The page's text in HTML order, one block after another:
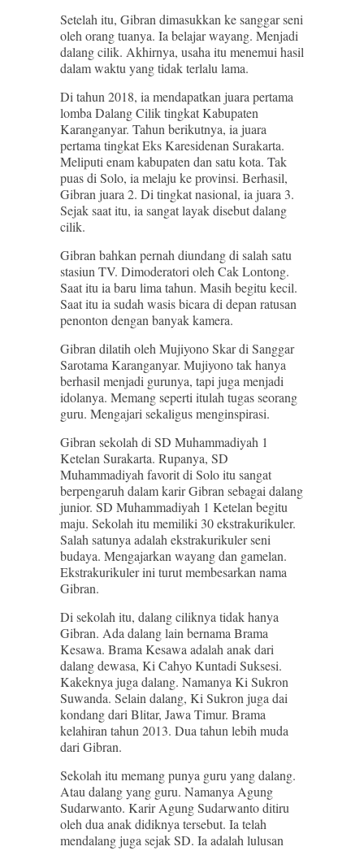
Setelah itu, Gibran dimasukkan ke sanggar seni
oleh orang tuanya. Ia belajar wayang. Menjadi
dalang cilik. Akhirnya, usaha itu menemui hasil
dalam waktu yang tidak terlalu lama.
Di tahun 2018, ia mendapatkan juara pertama
lomba Dalang Cilik tingkat Kabupaten
Karanganyar. Tahun berikutnya, ia juara
pertama tingkat Eks Karesidenan Surakarta.
Meliputi enam kabupaten dan satu kota. Tak
puas di Solo, ia melaju ke provinsi. Berhasil,
Gibran juara 2. Di tingkat nasional, ia juara 3.
Sejak saat itu, ia sangat layak disebut dalang
cilik.
Gibran bahkan pernah diundang di salah satu
stasiun TV. Dimoderatori oleh Cak Lontong.
Saat itu ia baru lima tahun. Masih begitu kecil.
Saat itu ia sudah wasis bicara di depan ratusan
penonton dengan banyak kamera.
Gibran dilatih oleh Mujiyono Skar di Sanggar
Sarotama Karanganyar. Mujiyono tak hanya
berhasil menjadi gurunya, tapi juga menjadi
idolanya. Memang seperti itulah tugas seorang
guru. Mengajari sekaligus menginspirasi.
Gibran sekolah di SD Muhammadiyah 1
Ketelan Surakarta. Rupanya, SD
Muhammadiyah favorit di Solo itu sangat
berpengaruh dalam karir Gibran sebagai dalang
junior. SD Muhammadiyah 1 Ketelan begitu
maju. Sekolah itu memiliki 30 ekstrakurikuler.
Salah satunya adalah ekstrakurikuler seni
budaya. Mengajarkan wayang dan gamelan.
Ekstrakurikuler ini turut membesarkan nama
Gibran.
Di sekolah itu, dalang ciliknya tidak hanya
Gibran. Ada dalang lain bernama Brama
Kesawa. Brama Kesawa adalah anak dari
dalang dewasa, Ki Cahyo Kuntadi Suksesi.
Kakeknya juga dalang. Namanya Ki Sukron
Suwanda. Selain dalang, Ki Sukron juga dai
kondang dari Blitar, Jawa Timur. Brama
kelahiran tahun 2013. Dua tahun lebih muda
dari Gibran.
Sekolah itu memang punya guru yang dalang.
Atau dalang yang guru. Namanya Agung
Sudarwanto. Karir Agung Sudarwanto ditiru
oleh dua anak didiknya tersebut. Ia telah
mendalang juga sejak SD. Ia adalah lulusan